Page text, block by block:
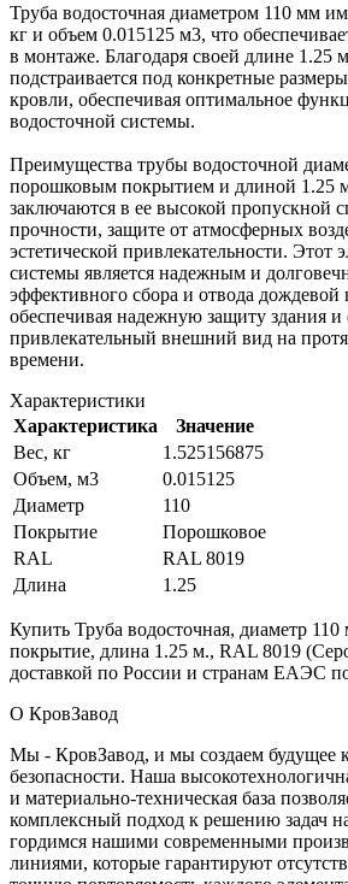
Труба водосточная диаметром 110 мм
кг и объем 0.015125 м3, что
в монтаже. Благодаря своей длине 1.25
подстраивается под конкретные
кровли, обеспечивая оптимальное
водосточной системы.
Преимущества трубы водосточной
порошковым покрытием и длиной 1.25
заключаются в ее высокой пропускной
прочности, защите от атмосферных
эстетической привлекательности. Этот
системы является надежным и
эффективного сбора и отвода дождевой
обеспечивая надежную защиту здания и
привлекательный внешний вид на
времени.
Характеристики
Характеристика
Значение
Вес, кг
1.525156875
Объем, м3
0.015125
Диаметр
110
Покрытие
Порошковое
RAL
RAL 8019
Длина
1.25
Купить Труба водосточная, диаметр
покрытие, длина 1.25 м., RAL 8019
доставкой по России и странам ЕАЭС
О КровЗавод
Мы - КровЗавод, и мы создаем будущее
безопасности. Наша
и материально-техническая база
комплексный подход к решению задач
гордимся нашими современными
линиями, которые гарантируют